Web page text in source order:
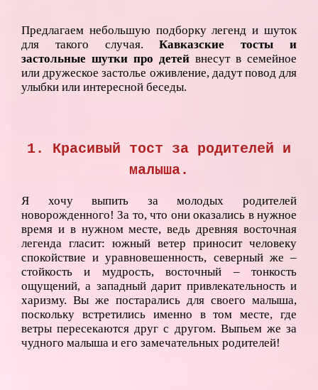
Предлагаем небольшую подборку легенд и шуток
для такого случая.Кавказские тосты и
застольные шутки про детей внесут в семейное
или дружеское застолье оживление, дадут повод для
улыбки или интересной беседы.
1. Красивый тост за родителей и
малыша.
Я хочу выпить за молодых родителей
новорожденного! За то, что они оказались в нужное
время и в нужном месте, ведь древняя восточная
легенда гласит: южный ветер приносит человеку
спокойствие и уравновешенность, северный же –
стойкость и мудрость, восточный – тонкость
ощущений, а западный дарит привлекательность и
харизму. Вы же постарались для своего малыша,
поскольку встретились именно в том месте, где
ветры пересекаются друг с другом. Выпьем же за
чудного малыша и его замечательных родителей!